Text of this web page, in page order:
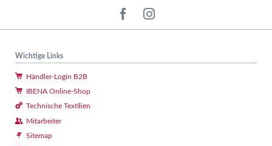
Wichtige Links
Händler-Login B2B
IBENA Online-Shop
Technische Textilien
Mitarbeiter
Sitemap